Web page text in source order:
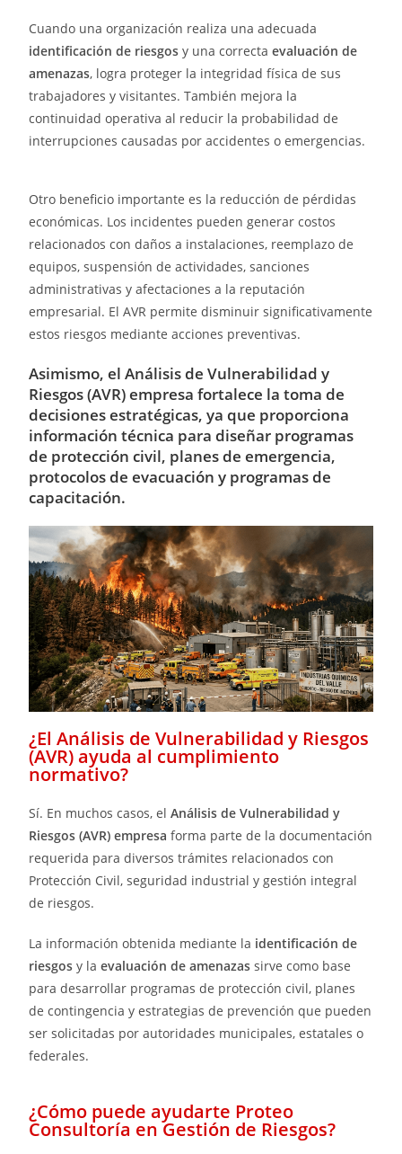
Cuando una organización realiza una adecuada
identificación de riesgos y una correctaevaluación de
amenazas, logra proteger la integridad física de sus
trabajadores y visitantes. También mejora la
continuidad operativa al reducir la probabilidad de
interrupciones causadas por accidentes o emergencias.
Otro beneficio importante es la reducción de pérdidas
económicas. Los incidentes pueden generar costos
relacionados con daños a instalaciones, reemplazo de
equipos, suspensión de actividades, sanciones
administrativas y afectaciones a la reputación
empresarial. El AVR permite disminuir significativamente
estos riesgos mediante acciones preventivas.
Asimismo, el Análisis de Vulnerabilidad y
Riesgos (AVR) empresa fortalece la toma de
decisiones estratégicas, ya que proporciona
información técnica para diseñar programas
de protección civil, planes de emergencia,
protocolos de evacuación y programas de
capacitación.
¿El Análisis de Vulnerabilidad y Riesgos
(AVR) ayuda al cumplimiento
normativo?
Sí. En muchos casos, elAnálisis de Vulnerabilidad y
Riesgos (AVR) empresa forma parte de la documentación
requerida para diversos trámites relacionados con
Protección Civil, seguridad industrial y gestión integral
de riesgos.
La información obtenida mediante la identificación de
riesgos y laevaluación de amenazas sirve como base
para desarrollar programas de protección civil, planes
de contingencia y estrategias de prevención que pueden
ser solicitadas por autoridades municipales, estatales o
federales.
¿Cómo puede ayudarte Proteo
Consultoría en Gestión de Riesgos?